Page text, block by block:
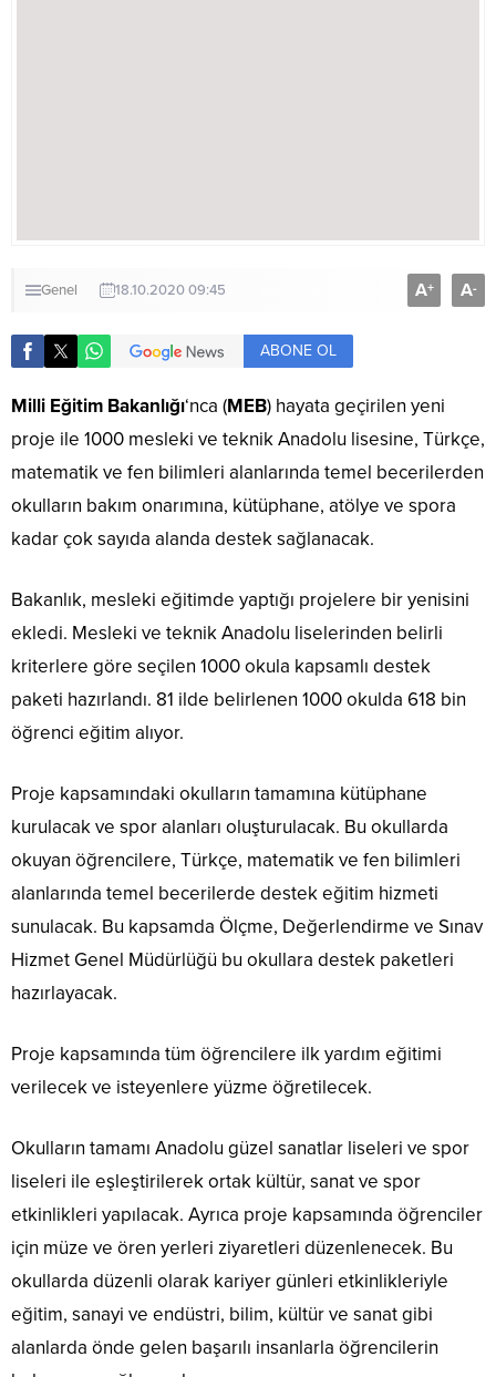
Genel 18.10.2020 09:45 A+ A-
ABONE OL
Milli Eğitim Bakanlığı‘nca (MEB) hayata geçirilen yeni
proje ile 1000 mesleki ve teknik Anadolu lisesine, Türkçe,
matematik ve fen bilimleri alanlarında temel becerilerden
okulların bakım onarımına, kütüphane, atölye ve spora
kadar çok sayıda alanda destek sağlanacak.
Bakanlık, mesleki eğitimde yaptığı projelere bir yenisini
ekledi. Mesleki ve teknik Anadolu liselerinden belirli
kriterlere göre seçilen 1000 okula kapsamlı destek
paketi hazırlandı. 81 ilde belirlenen 1000 okulda 618 bin
öğrenci eğitim alıyor.
Proje kapsamındaki okulların tamamına kütüphane
kurulacak ve spor alanları oluşturulacak. Bu okullarda
okuyan öğrencilere, Türkçe, matematik ve fen bilimleri
alanlarında temel becerilerde destek eğitim hizmeti
sunulacak. Bu kapsamda Ölçme, Değerlendirme ve Sınav
Hizmet Genel Müdürlüğü bu okullara destek paketleri
hazırlayacak.
Proje kapsamında tüm öğrencilere ilk yardım eğitimi
verilecek ve isteyenlere yüzme öğretilecek.
Okulların tamamı Anadolu güzel sanatlar liseleri ve spor
liseleri ile eşleştirilerek ortak kültür, sanat ve spor
etkinlikleri yapılacak. Ayrıca proje kapsamında öğrenciler
için müze ve ören yerleri ziyaretleri düzenlenecek. Bu
okullarda düzenli olarak kariyer günleri etkinlikleriyle
eğitim, sanayi ve endüstri, bilim, kültür ve sanat gibi
alanlarda önde gelen başarılı insanlarla öğrencilerin